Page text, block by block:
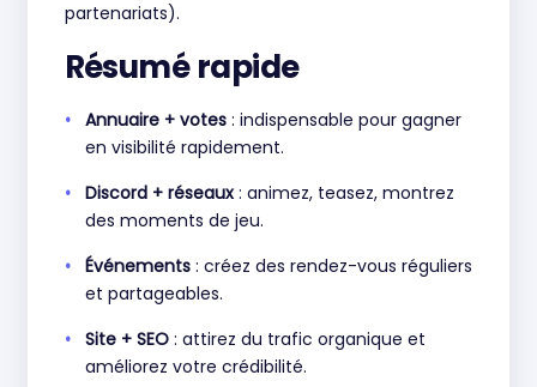
partenariats).
Résumé rapide
Annuaire + votes : indispensable pour gagner
en visibilité rapidement.
Discord + réseaux : animez, teasez, montrez
des moments de jeu.
Événements : créez des rendez-vous réguliers
et partageables.
Site + SEO : attirez du trafic organique et
améliorez votre crédibilité.